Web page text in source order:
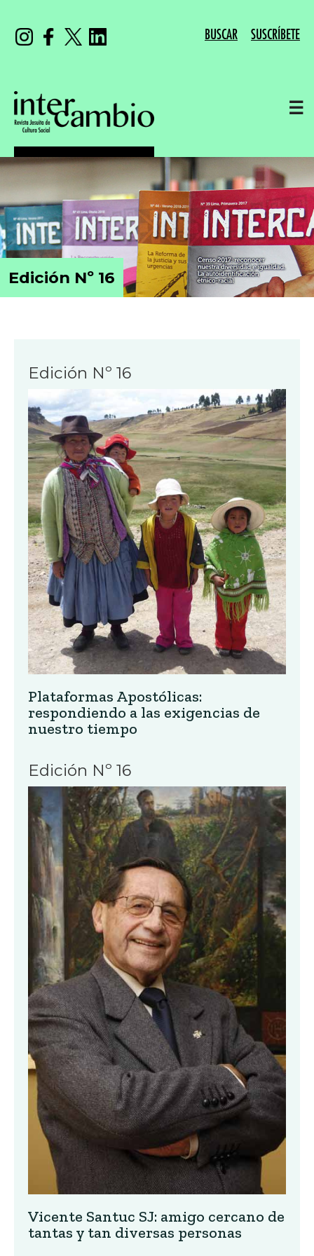
BUSCAR SUSCRÍBETE
☰
Edición Nº 16
Edición Nº 16
Plataformas Apostólicas:
respondiendo a las exigencias de
nuestro tiempo
Edición Nº 16
Vicente Santuc SJ: amigo cercano de
tantas y tan diversas personas